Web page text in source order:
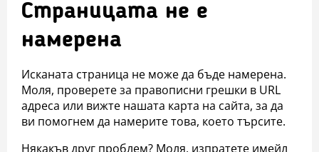
Страницата не е
намерена
Исканата страница не може да бъде намерена.
Моля, проверете за правописни грешки в URL
адреса или вижте нашата карта на сайта, за да
ви помогнем да намерите това, което търсите.
Някакъв друг проблем? Моля, изпратете имейл